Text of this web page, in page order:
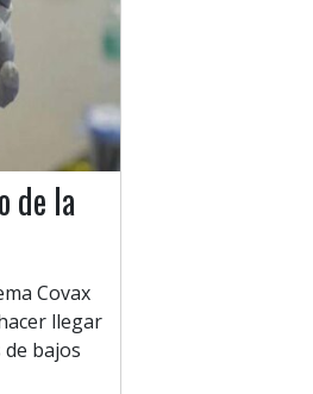
de la
Covax
llegar
de bajos